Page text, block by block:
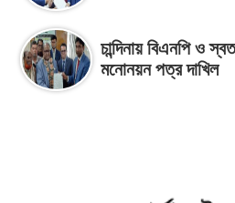
চান্দিনায় বিএনপি ও
মনোনয়ন পত্র দাখিল